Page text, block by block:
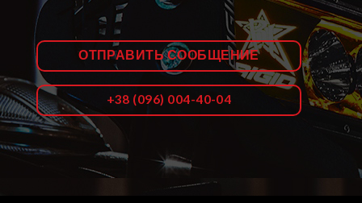
ОТПРАВИТЬ СООБЩЕНИЕ
+38 (096) 004-40-04